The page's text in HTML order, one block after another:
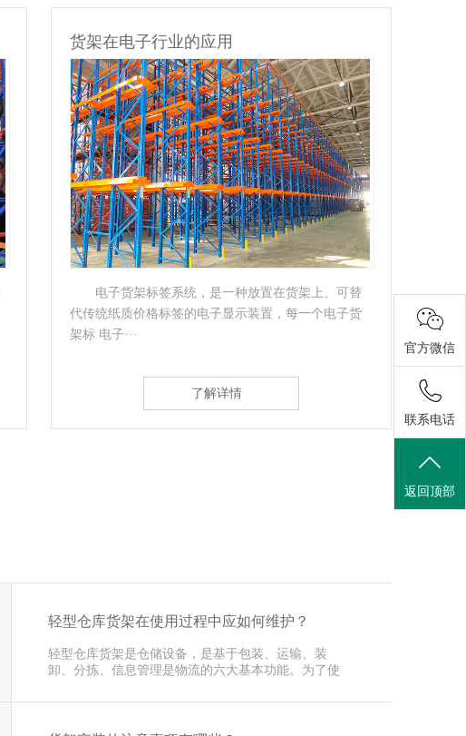
、可替
电子货
货架在物流行业的应用
贯通式货架：是一种不以通道分割，连续性的整
体性货架；贯通式货架采用托盘存取模式、适用于存
放品种单一，···
轻型仓库货架在使用过程中应如何维护？
轻型仓库货架是仓储设备，是基于包装、运输、装
卸、分拣、信息管理是物流的六大基本功能。为了使
官方微信
联系电话
返回顶部